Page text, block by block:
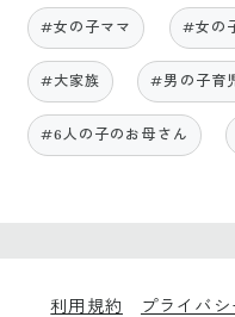
#女の子ママ #女の
#大家族 #男の子育
#6人の子のお母さん
利用規約 プライバ